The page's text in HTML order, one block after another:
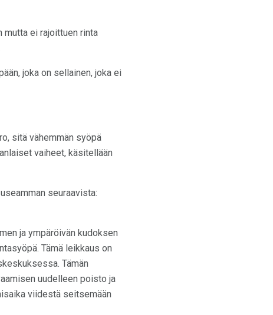
mutta ei rajoittuen rinta
joka on sellainen, joka ei
sitä vähemmän syöpä
vaiheet, käsitellään
seuraavista:
ja ympäröivän kudoksen
Tämä leikkaus on
Tämän
uudelleen poisto ja
viidestä seitsemään